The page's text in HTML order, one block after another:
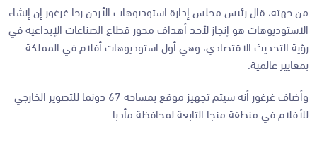
من جهته، قال رئيس مجلس إدارة استوديوهات الأردن رجا غرغور إن إنشاء
الاستوديوهات هو إنجاز لأحد أهداف محور قطاع الصناعات الإبداعية في
رؤية التحديث الاقتصادي، وهي أول استوديوهات أفلام في المملكة
بمعايير عالمية.
وأضاف غرغور أنه سيتم تجهيز موقع بمساحة 67 دونما للتصوير الخارجي
للأفلام في منطقة منجا التابعة لمحافظة مأدبا.